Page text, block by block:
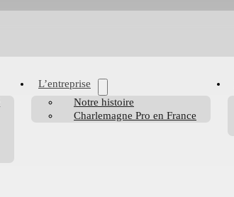
L’entreprise
Notre histoire
Charlemagne Pro en France